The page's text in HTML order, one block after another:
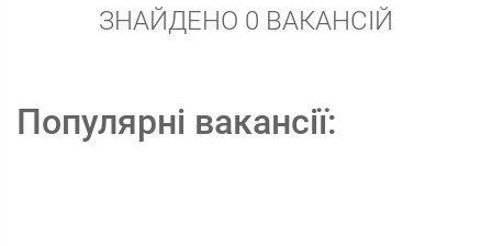
ЗНАЙДЕНО 0 ВАКАНСІЙ
Популярні вакансії: